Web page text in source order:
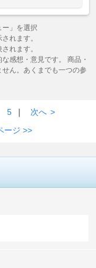
」を選択
れます。
れます。
感想・意見です。 商品・
ん。あくまでも一つの参
5 ｜ 次へ >
ージ >>